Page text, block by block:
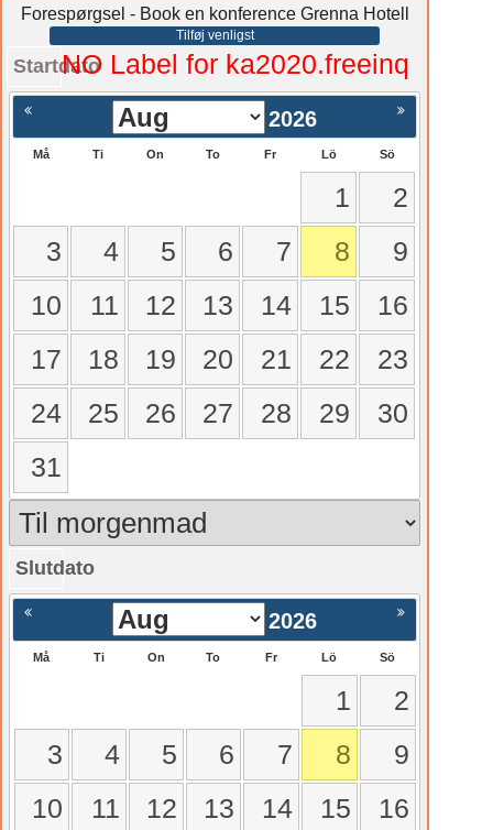
Forespørgsel - Book en konference Grenna Hotell
Tilføj venligst
StartdatoNO Label for ka2020.freeinq
2026
Må Ti On To Fr Lö Sö
1
2
3
4 5 6 7 8
9
10
11 12 13 14 15
16
17
18 19 20 21 22
23
24
25 26 27 28 29
30
31
Slutdato
Nästa >
2026
Må Ti On To Fr Lö Sö
1
2
3
4 5 6 7 8
9
10
11 12 13 14 15 16